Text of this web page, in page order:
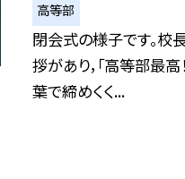
高等部
閉会式の様子です。校
拶があり，「高等部最高
葉で締めくく...